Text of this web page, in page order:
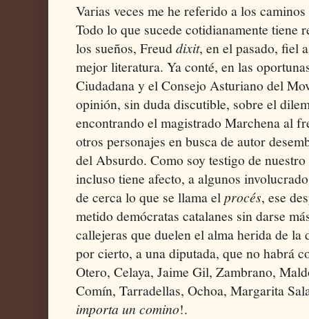
Varias veces me he referido a los
Todo lo que sucede cotidianamente tiene
los sueños, Freuddixit, en el pasado, fiel
mejor literatura. Ya conté, en las
Ciudadana y el Consejo Asturiano del
opinión, sin duda discutible, sobre el
encontrando el magistrado Marchena al
otros personajes en busca de autor
del Absurdo. Como soy testigo de
incluso tiene afecto, a algunos
de cerca lo que se llama elprocés, ese
metido demócratas catalanes sin darse
callejeras que duelen el alma herida de la
por cierto, a una diputada, que no habrá
Otero, Celaya, Jaime Gil, Zambrano,
Comín, Tarradellas, Ochoa, Margarita
importa un comino!.